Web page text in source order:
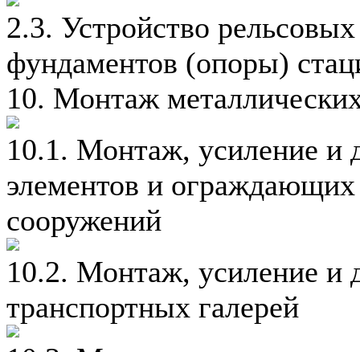
2.3. Устройство
фундаментов (опоры)
10. Монтаж
10.1. Монтаж, усиление и
элементов и
сооружений
10.2. Монтаж, усиление и
транспортных галерей